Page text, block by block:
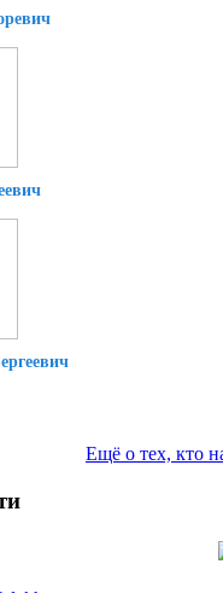
Ещё о тех, кто